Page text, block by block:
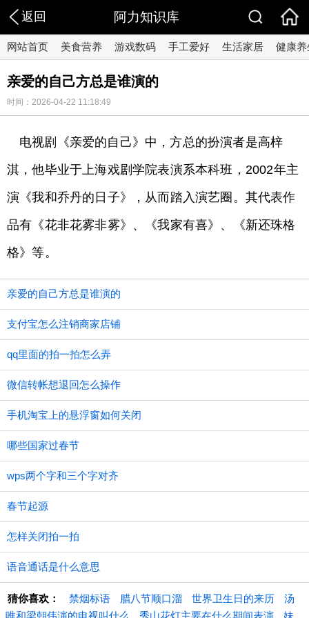
返回 阿力知识库
网站首页 美食营养 游戏数码 手工爱好 生活家居 健康养
亲爱的自己方总是谁演的
时间：2026-04-22 11:18:49
电视剧《亲爱的自己》中，方总的扮演者是高梓
淇，他毕业于上海戏剧学院表演系本科班，2002年主
演《我和乔丹的日子》，从而踏入演艺圈。其代表作
品有《花非花雾非雾》、《我家有喜》、《新还珠格
格》等。
亲爱的自己方总是谁演的
支付宝怎么注销商家店铺
qq里面的拍一拍怎么弄
微信转帐想退回怎么操作
手机淘宝上的悬浮窗如何关闭
哪些国家过春节
wps两个字和三个字对齐
春节起源
怎样关闭拍一拍
语音通话是什么意思
猜你喜欢： 禁烟标语 腊八节顺口溜 世界卫生日的来历
汤
唯和梁朝伟演的电视叫什么
秀山花灯主要在什么期间表演 妹